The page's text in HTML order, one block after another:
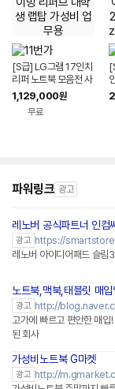
[S급] LG그램 17인치
리퍼 노트북 모음전 사
무용 게이밍 리퍼브 대
학생 랩탑 가성비 업무
1,129,000원
무료
파워링크 광고
레노버 공식파트너 인컴
광고 https://
레노버 아이디어패드 슬림
노트북,맥북,태블릿 매입
광고 http://
고가에 빠르고 편안한 매
된 회사
가성비노트북 G마켓
광고 http://